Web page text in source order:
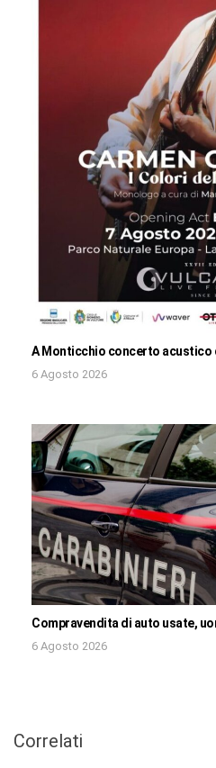
A Monticchio concerto acustico
6 Agosto 2026
Compravendita di auto usate,
6 Agosto 2026
Correlati